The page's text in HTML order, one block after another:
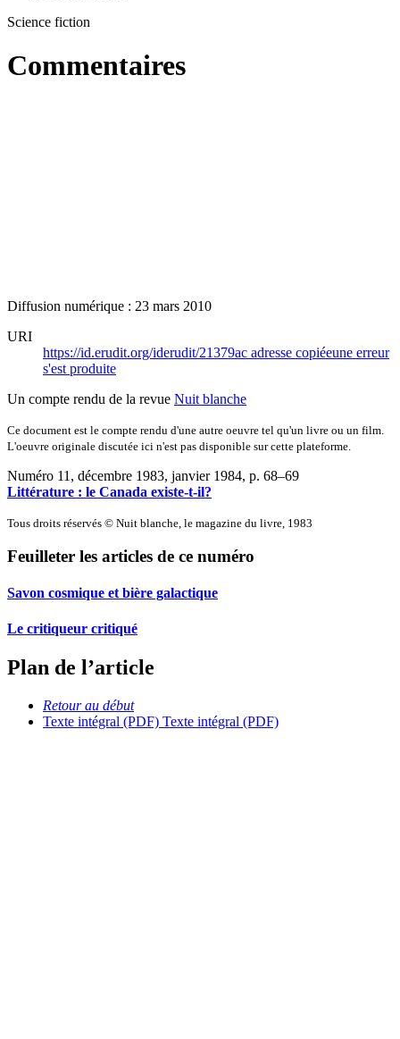
Science fiction
Commentaires
Diffusion numérique : 23 mars 2010
URI
https://id.erudit.org/iderudit/21379ac adresse copiéeune erreur
s'est produite
Un compte rendu de la revue Nuit blanche
Ce document est le compte rendu d'une autre oeuvre tel qu'un livre ou un film.
L'oeuvre originale discutée ici n'est pas disponible sur cette plateforme.
Numéro 11, décembre 1983, janvier 1984, p. 68–69
Littérature : le Canada existe-t-il?
Tous droits réservés © Nuit blanche, le magazine du livre, 1983
Feuilleter les articles de ce numéro
Savon cosmique et bière galactique
Le critiqueur critiqué
Plan de l’article
Retour au début
Texte intégral (PDF) Texte intégral (PDF)